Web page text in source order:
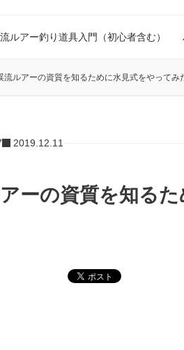
ルアー釣り道具入門（初心者含む）
流ルアーの資質を知るために水見式をやってみ
2019.12.11
ーの資質を知る